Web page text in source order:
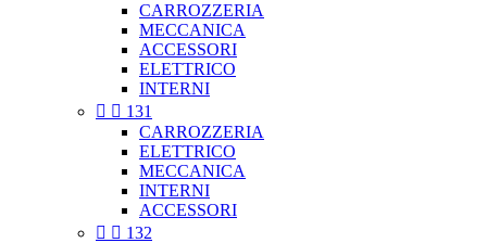
CARROZZERIA
MECCANICA
ACCESSORI
ELETTRICO
INTERNI
  131
CARROZZERIA
ELETTRICO
MECCANICA
INTERNI
ACCESSORI
  132